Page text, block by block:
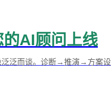
AI顾问上线
泛泛而谈。诊断→推演→方案设